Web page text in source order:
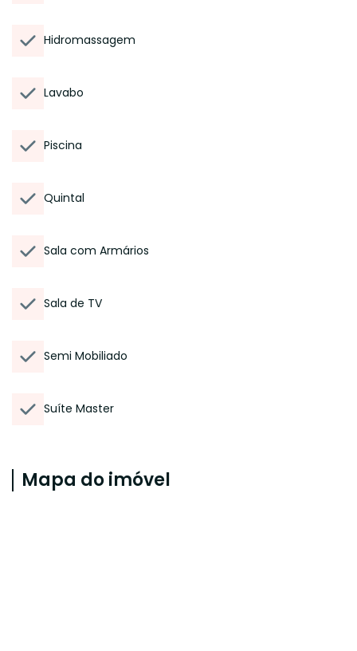
Hidromassagem
Lavabo
Piscina
Quintal
Sala com Armários
Sala de TV
Semi Mobiliado
Suíte Master
Mapa do imóvel